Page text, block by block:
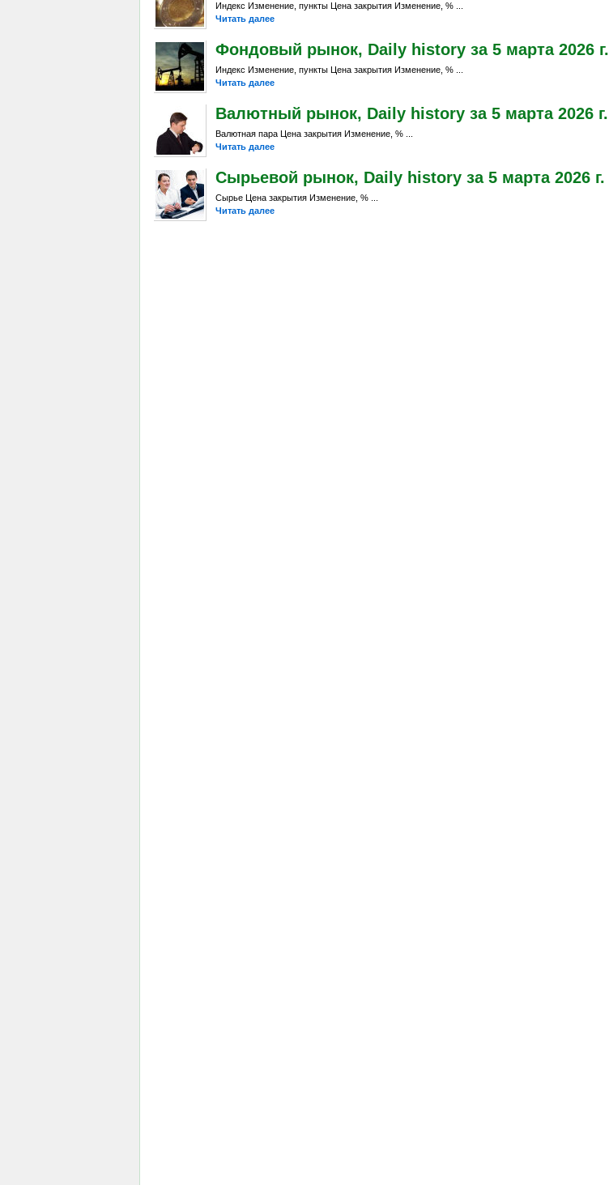
Индекс Изменение, пункты Цена закрытия Изменение, % ...
Читать далее
Фондовый рынок, Daily history за 5 марта 2026 г.
Индекс Изменение, пункты Цена закрытия Изменение, % ...
Читать далее
Валютный рынок, Daily history за 5 марта 2026 г.
Валютная пара Цена закрытия Изменение, % ...
Читать далее
Сырьевой рынок, Daily history за 5 марта 2026 г.
Сырье Цена закрытия Изменение, % ...
Читать далее